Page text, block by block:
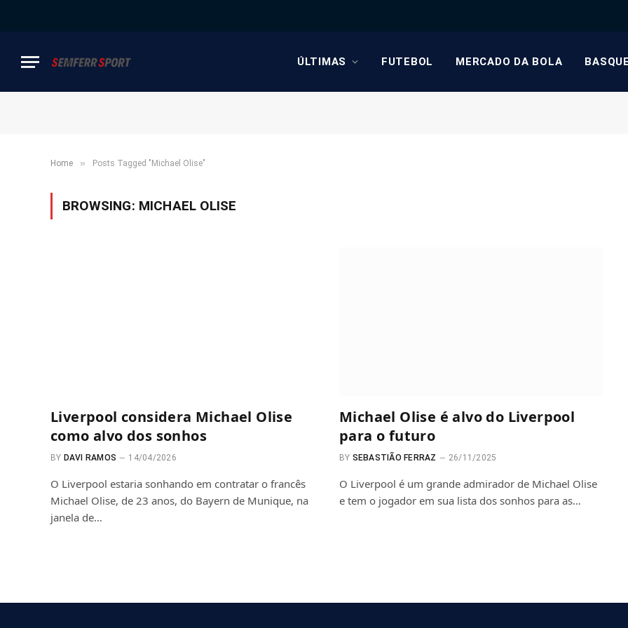
ÚLTIMAS FUTEBOL MERCADO DA BOLA
Home » Posts Tagged "Michael Olise"
BROWSING: MICHAEL OLISE
Liverpool considera Michael Olise
como alvo dos sonhos
BY DAVI RAMOS 14/04/2026
O Liverpool estaria sonhando em contratar o francês
Michael Olise, de 23 anos, do Bayern de Munique, na
janela de…
Michael Olise é alvo do Liverpool
para o futuro
BY SEBASTIÃO FERRAZ 26/11/2025
O Liverpool é um grande admirador de Michael Olise
e tem o jogador em sua lista dos sonhos para as…